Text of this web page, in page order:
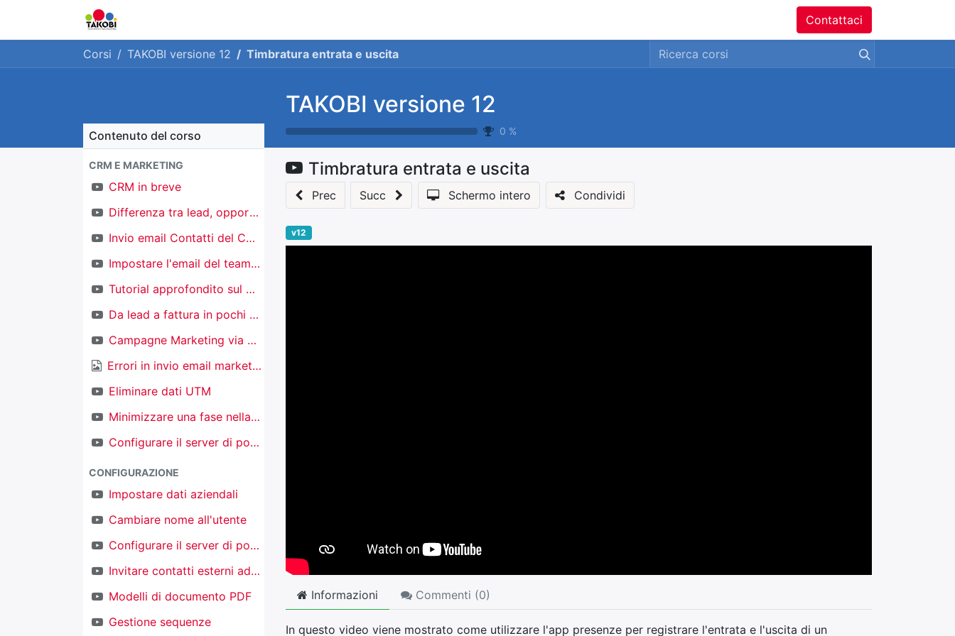
Contattaci
Corsi TAKOBI versione 12 Timbratura entrata e uscita
TAKOBI versione 12
0 %
Contenuto del corso
CRM E MARKETING
CRM in breve
Differenza tra lead, opportunità e contatti
Invio email Contatti del CRM
Impostare l'email del team di vendita
Tutorial approfondito sul CRM
Da lead a fattura in pochi click
Campagne Marketing via email
Errori in invio email marketing
Eliminare dati UTM
Minimizzare una fase nella kanban nel CRM
Configurare il server di posta in ingresso per creare nuovi oggetti
CONFIGURAZIONE
Impostare dati aziendali
Cambiare nome all'utente
Configurare il server di posta in uscita
Invitare contatti esterni ad accedere al proprio TAKOBI
Modelli di documento PDF
Gestione sequenze
Timbratura entrata e uscita
Prec Succ Schermo intero Condividi
v12
Informazioni Commenti (0)
In questo video viene mostrato come utilizzare l'app presenze per registrare l'entrata e l'uscita di un